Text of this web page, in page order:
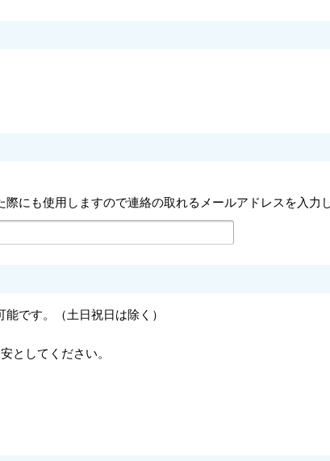
にも使用しますので連絡の取れるメールアドレスを入力
です。（土日祝日は除く）
としてください。